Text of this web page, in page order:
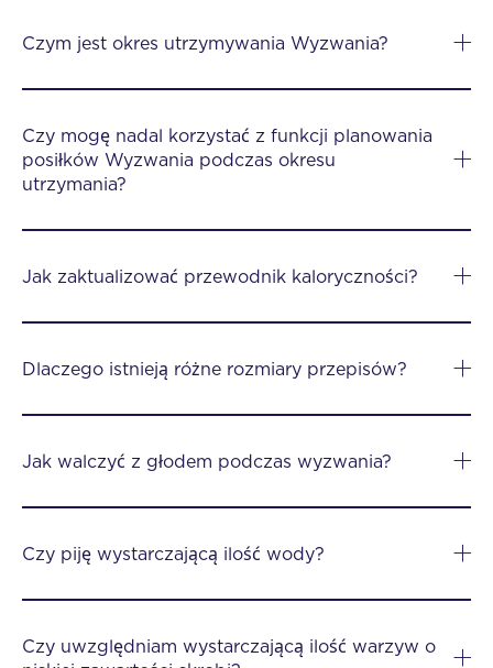
Czym jest okres utrzymywania Wyzwania?
Czy mogę nadal korzystać z funkcji planowania
posiłków Wyzwania podczas okresu
utrzymania?
Jak zaktualizować przewodnik kaloryczności?
Dlaczego istnieją różne rozmiary przepisów?
Jak walczyć z głodem podczas wyzwania?
Czy piję wystarczającą ilość wody?
Czy uwzględniam wystarczającą ilość warzyw o